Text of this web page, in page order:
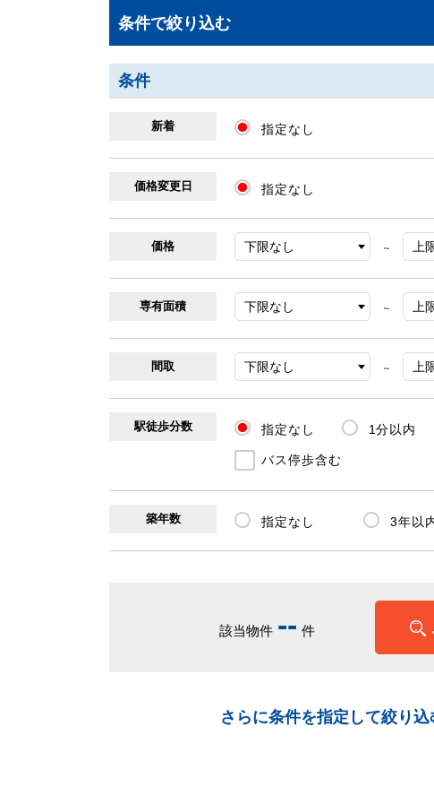
条件で絞り込む
条件
新着 指定なし
価格変更日 指定なし
価格 ～
専有面積 ～
間取 ～
駅徒歩分数 指定なし 1分以内
バス停歩含む
築年数 指定なし 3年以
該当物件 -- 件
さらに条件を指定して絞り